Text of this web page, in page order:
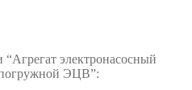
“Агрегат электронасосный
ЭЦВ”: